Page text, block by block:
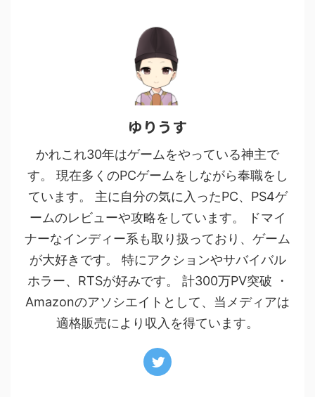
ゆりうす
かれこれ30年はゲームをやっている神主で
す。 現在多くのPCゲームをしながら奉職をし
ています。 主に自分の気に入ったPC、PS4ゲ
ームのレビューや攻略をしています。 ドマイ
ナーなインディー系も取り扱っており、ゲーム
が大好きです。 特にアクションやサバイバル
ホラー、RTSが好みです。 計300万PV突破 ・
Amazonのアソシエイトとして、当メディアは
適格販売により収入を得ています。